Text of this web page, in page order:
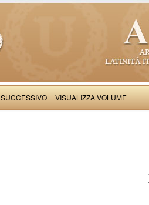
SUCCESSIVO VISUALIZZA VOLUME